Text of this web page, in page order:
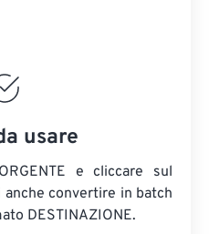
usare
e cliccare sul
convertire in batch
DESTINAZIONE.